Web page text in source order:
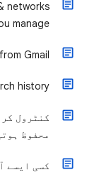
networks
manage
Gmail
history
کنٹرول
محفوظ
کسی ایسے